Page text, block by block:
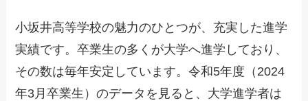
小坂井高等学校の魅力のひとつが、充実した進学
実績です。卒業生の多くが大学へ進学しており、
その数は毎年安定しています。令和5年度（2024
年3月卒業生）のデータを見ると、大学進学者は